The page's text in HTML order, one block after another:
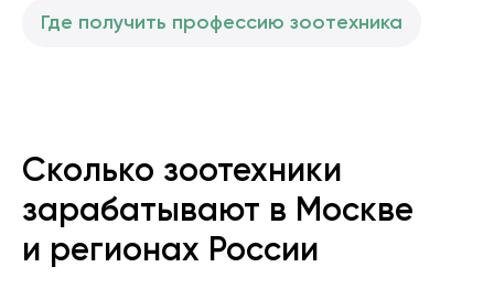
Где получить профессию зоотехника
Сколько зоотехники
зарабатывают в Москве
и регионах России